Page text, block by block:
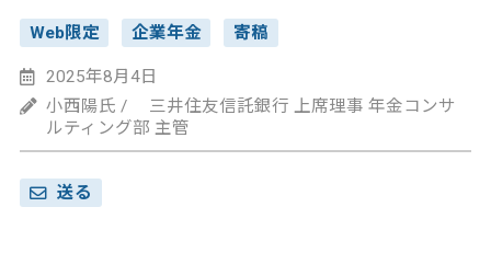
Web限定 企業年金 寄稿
2025年8月4日
小西陽氏 / 三井住友信託銀行 上席理事 年金コンサ
ルティング部 主管
送る